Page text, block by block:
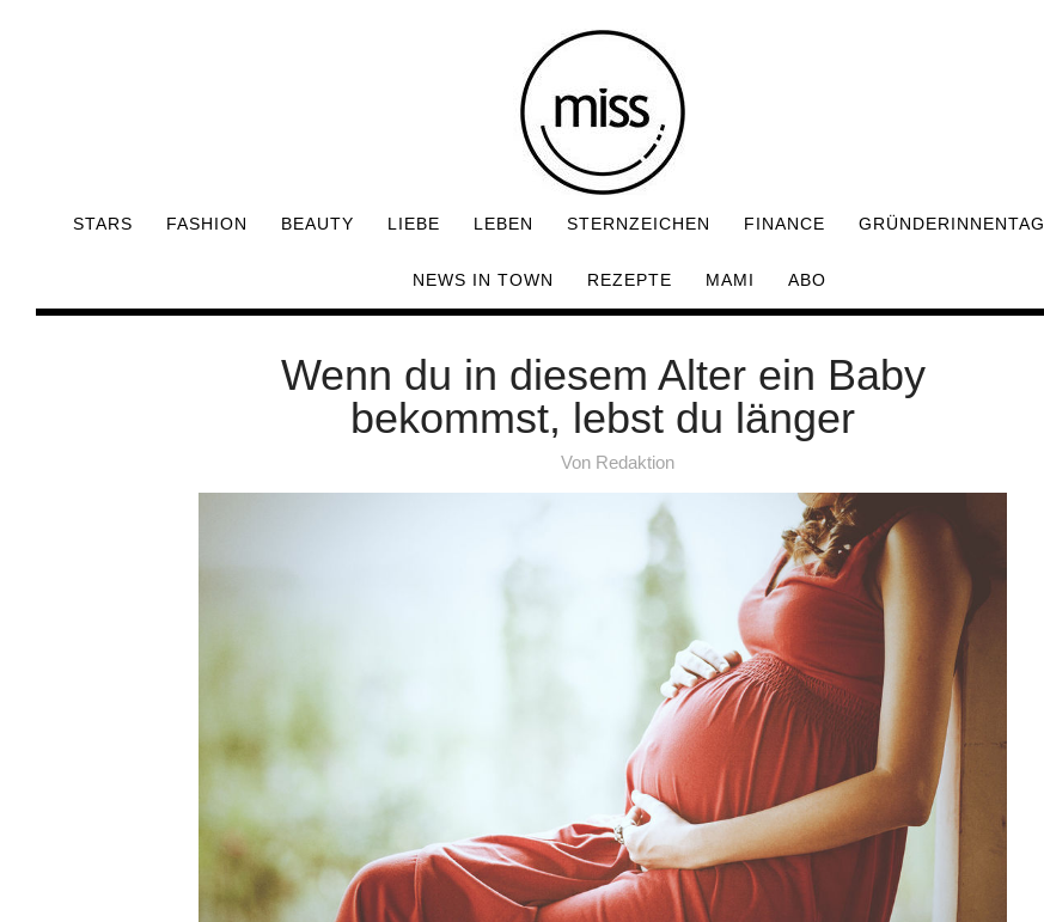
STARS FASHION BEAUTY LIEBE LEBEN STERNZEICHEN FINANCE GRÜNDERINNENTAG
NEWS IN TOWN REZEPTE MAMI ABO
Wenn du in diesem Alter ein Baby
bekommst, lebst du länger
Von Redaktion